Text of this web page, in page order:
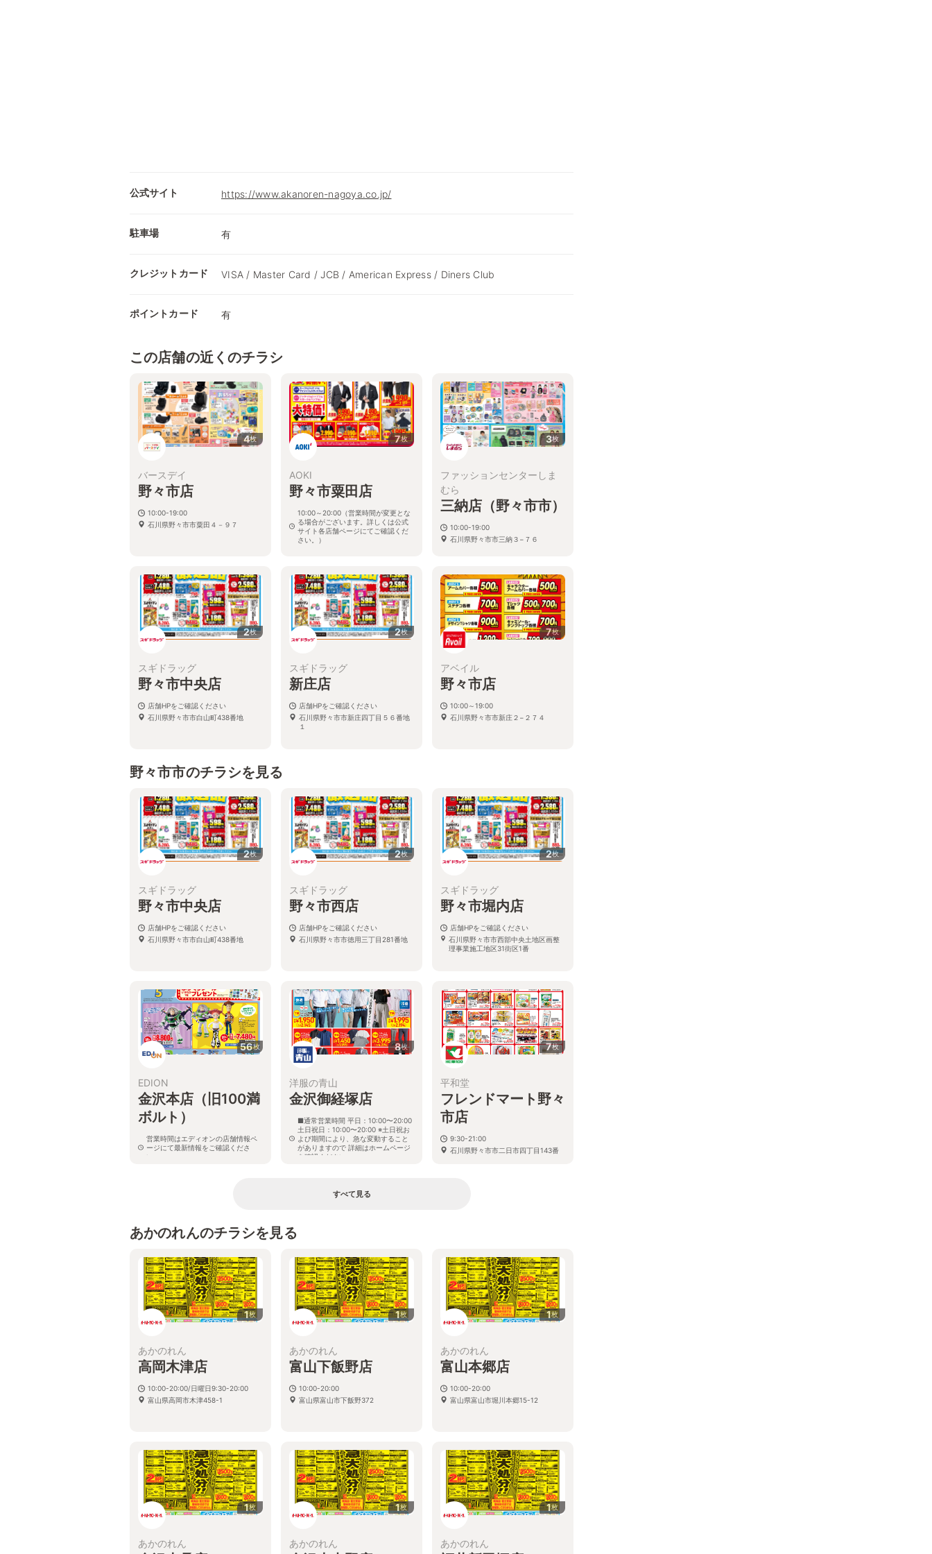
公式サイト https://www.akanoren-nagoya.co.jp/
駐車場 有
クレジットカード VISA / Master Card / JCB / American Express / Diners Club
ポイントカード 有
この店舗の近くのチラシ
4枚
バースデイ
野々市店
10:00-19:00
石川県野々市市粟田４－９７
7枚
AOKI
野々市粟田店
10:00～20:00（営業時間が変更とな
る場合がございます。詳しくは公式
サイト各店舗ページにてご確認くだ
さい。）
3枚
ファッションセンターしま
むら
三納店（野々市市）
10:00-19:00
石川県野々市市三納３−７６
2枚
スギドラッグ
野々市中央店
店舗HPをご確認ください
石川県野々市市白山町438番地
2枚
スギドラッグ
新庄店
店舗HPをご確認ください
石川県野々市市新庄四丁目５６番地
１
7枚
アベイル
野々市店
10:00～19:00
石川県野々市市新庄２−２７４
野々市市のチラシを見る
2枚
スギドラッグ
野々市中央店
店舗HPをご確認ください
石川県野々市市白山町438番地
2枚
スギドラッグ
野々市西店
店舗HPをご確認ください
石川県野々市市徳用三丁目281番地
2枚
スギドラッグ
野々市堀内店
店舗HPをご確認ください
石川県野々市市西部中央土地区画整
理事業施工地区31街区1番
56枚
EDION
金沢本店（旧100満
ボルト）
営業時間はエディオンの店舗情報ペ
ージにて最新情報をご確認くださ
い。
8枚
洋服の青山
金沢御経塚店
■通常営業時間 平日：10:00〜20:00
土日祝日：10:00〜20:00 ※土日祝お
よび期間により、急な変動すること
がありますので 詳細はホームページ
を確認ください
7枚
平和堂
フレンドマート野々
市店
9:30-21:00
石川県野々市市二日市四丁目143番
すべて見る
あかのれんのチラシを見る
1枚
あかのれん
高岡木津店
10:00-20:00/日曜日9:30-20:00
富山県高岡市木津458-1
1枚
あかのれん
富山下飯野店
10:00-20:00
富山県富山市下飯野372
1枚
あかのれん
富山本郷店
10:00-20:00
富山県富山市堀川本郷15-12
1枚
あかのれん
1枚
あかのれん
1枚
あかのれん